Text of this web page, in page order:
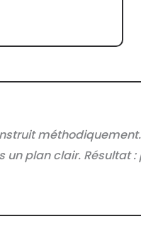
plan clair. Résultat